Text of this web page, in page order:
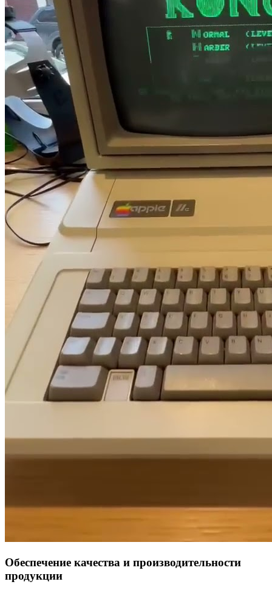
Обеспечение качества и производительности
продукции